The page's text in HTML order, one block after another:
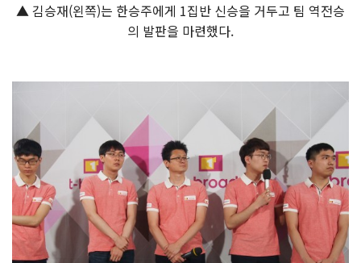
▲ 김승재(왼쪽)는 한승주에게 1집반 신승을 거두고 팀 역전승
의 발판을 마련했다.